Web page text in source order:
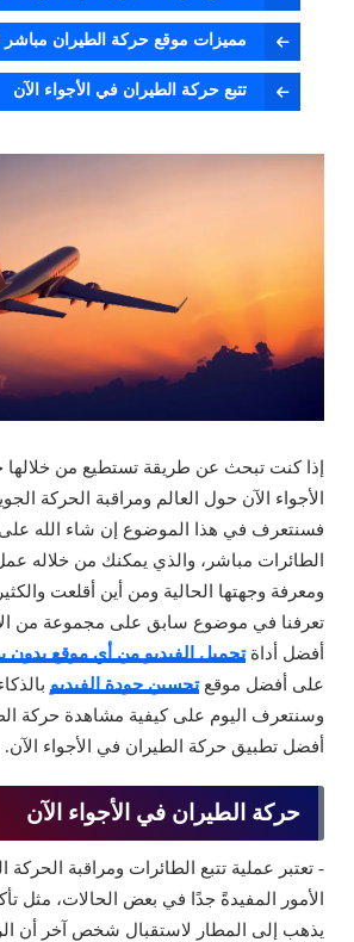
مميزات موقع حركة الطيران مباشر 24
تتبع حركة الطيران في الأجواء الآن
إذا كنت تبحث عن طريقة تستطيع من خلالها
الأجواء الآن حول العالم ومراقبة الحركة
فسنتعرف في هذا الموضوع إن شاء الله على
الطائرات مباشر، والذي يمكنك من خلاله
ومعرفة وجهتها الحالية ومن أين أقلعت
تعرفنا في موضوع سابق على مجموعة من
أفضل أداةتحميل الفيديو من أي موقع بدون
على أفضل موقعتحسين جودة الفيديو
وسنتعرف اليوم على كيفية مشاهدة حركة
أفضل تطبيق حركة الطيران في الأجواء الآن.
حركة الطيران في الأجواء الآن
- تعتبر عملية تتبع الطائرات ومراقبة
الأمور المفيدةً جدًا في بعض الحالات،
يذهب إلى المطار لاستقبال شخص آخر أن